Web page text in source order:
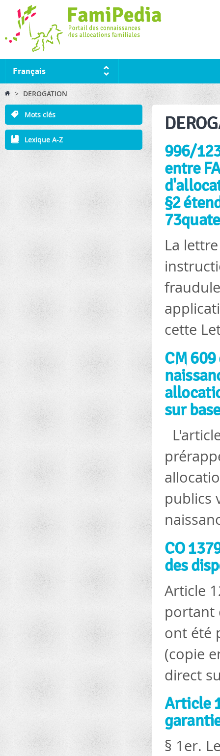
Français
You are here
> DEROGATION
Mots clés
Lexique A-Z
996/
entre
§2
La
cette
CM
sur
publics
CO
des
Article
portant
ont été
(copie
direct
Article
§ 1er.